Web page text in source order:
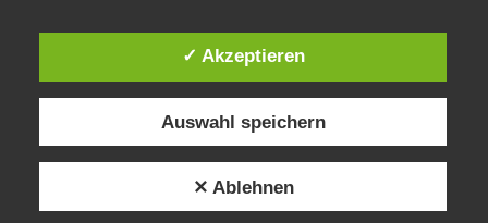
✓ Akzeptieren
Auswahl speichern
✕ Ablehnen